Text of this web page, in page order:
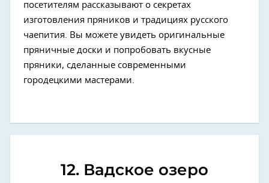
посетителям рассказывают о секретах
изготовления пряников и традициях русского
чаепития. Вы можете увидеть оригинальные
пряничные доски и попробовать вкусные
пряники, сделанные современными
городецкими мастерами.
12. Вадское озеро